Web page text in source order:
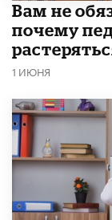
​Вам не
почему
1 ИЮНЯ